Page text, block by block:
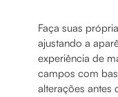
Faça suas
ajustando a
experiência de
campos com
alterações antes